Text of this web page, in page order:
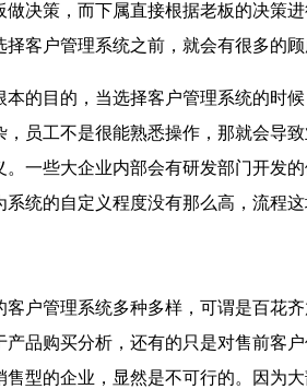
做决策，而下属直接根据老板的决策
客户管理系统之前，就会有很多的顾
目的，当选择客户管理系统的时候
，员工不是很能熟悉操作，那就会导
。一些大企业内部会有研发部门开发
统的自定义程度没有那么高，流程
管理系统多种多样，可谓是百花齐
产品购买分析，还有的只是对售前客
售型的企业，显然是不可行的。因为